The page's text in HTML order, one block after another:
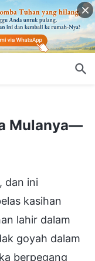
Mulanya—
dan ini
kasihan
lahir dalam
goyah dalam
berpegang